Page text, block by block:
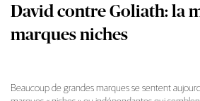
David contre Goliath: la
marques niches
Beaucoup de grandes marques se sentent